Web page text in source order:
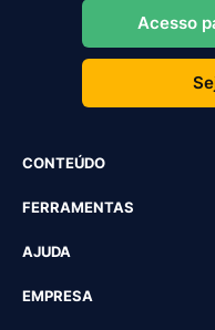
Acesso
CONTEÚDO
FERRAMENTAS
AJUDA
EMPRESA